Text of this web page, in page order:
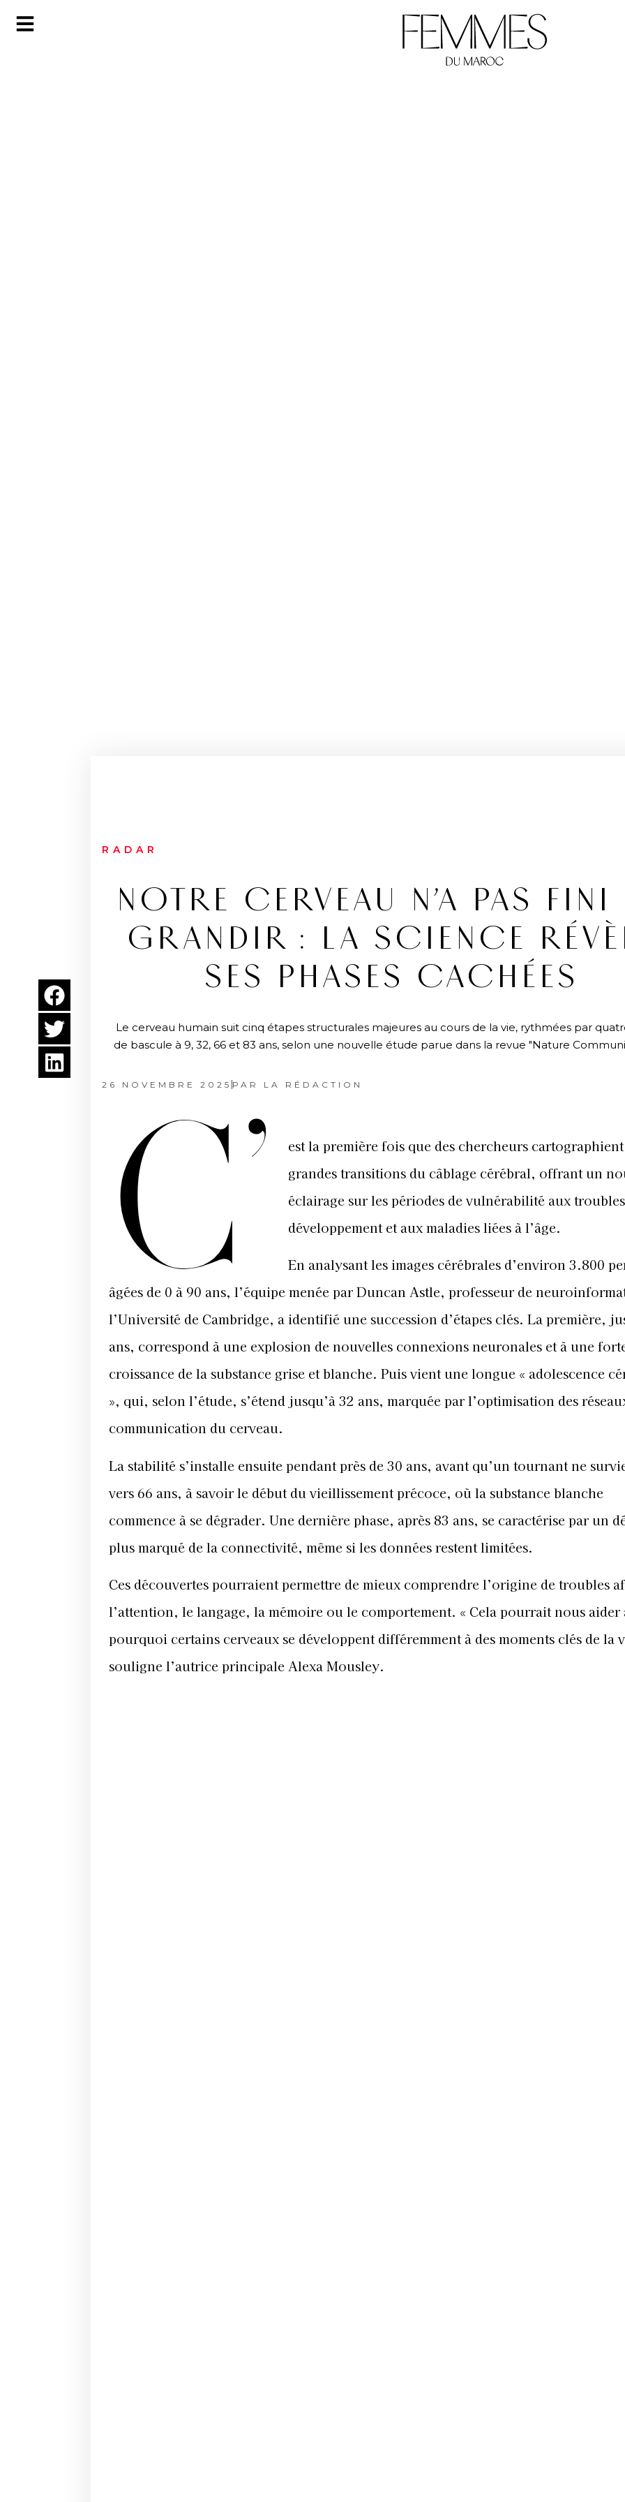
RADAR
NOTRE CERVEAU N’A PAS FINI
GRANDIR : LA SCIENCE
SES PHASES CACHÉES
Le cerveau humain suit cinq étapes structurales majeures au cours de la vie, rythmées par
de bascule à 9, 32, 66 et 83 ans, selon une nouvelle étude parue dans la revue "Nature
26 NOVEMBRE 2025 PAR LA RÉDACTION
C’
est la première fois que des chercheurs
grandes transitions du câblage cérébral, offrant un
éclairage sur les périodes de vulnérabilité aux
développement et aux maladies liées à l’âge.
En analysant les images cérébrales d’environ 3.800
âgées de 0 à 90 ans, l’équipe menée par Duncan Astle, professeur de
l’Université de Cambridge, a identifié une succession d’étapes clés. La première,
ans, correspond à une explosion de nouvelles connexions neuronales et à une
croissance de la substance grise et blanche. Puis vient une longue « adolescence
», qui, selon l’étude, s’étend jusqu’à 32 ans, marquée par l’optimisation des
communication du cerveau.
La stabilité s’installe ensuite pendant près de 30 ans, avant qu’un tournant ne
vers 66 ans, à savoir le début du vieillissement précoce, où la substance blanche
commence à se dégrader. Une dernière phase, après 83 ans, se caractérise par un
plus marqué de la connectivité, même si les données restent limitées.
Ces découvertes pourraient permettre de mieux comprendre l’origine de troubles
l’attention, le langage, la mémoire ou le comportement. « Cela pourrait nous aider
pourquoi certains cerveaux se développent différemment à des moments clés de la
souligne l’autrice principale Alexa Mousley.